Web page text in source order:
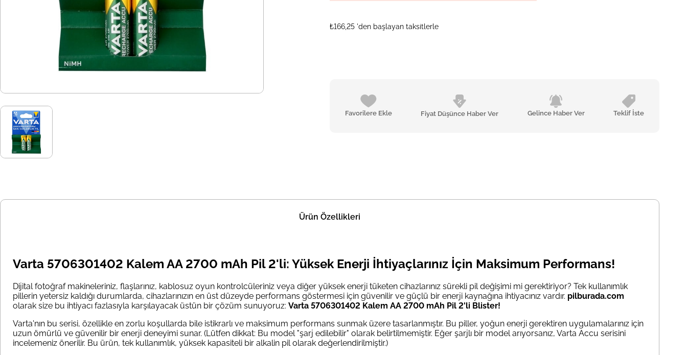
₺166,25 'den başlayan taksitlerle
Favorilere Ekle Fiyat Düşünce Haber Ver Gelince Haber Ver Teklif İste
Ürün Özellikleri
Varta 5706301402 Kalem AA 2700 mAh Pil 2'li: Yüksek Enerji İhtiyaçlarınız İçin Maksimum Performans!
Dijital fotoğraf makineleriniz, flaşlarınız, kablosuz oyun kontrolcüleriniz veya diğer yüksek enerji tüketen cihazlarınız sürekli pil değişimi mi gerektiriyor? Tek kullanımlık
pillerin yetersiz kaldığı durumlarda, cihazlarınızın en üst düzeyde performans göstermesi için güvenilir ve güçlü bir enerji kaynağına ihtiyacınız vardır. pilburada.com
olarak size bu ihtiyacı fazlasıyla karşılayacak üstün bir çözüm sunuyoruz: Varta 5706301402 Kalem AA 2700 mAh Pil 2'li Blister!
Varta'nın bu serisi, özellikle en zorlu koşullarda bile istikrarlı ve maksimum performans sunmak üzere tasarlanmıştır. Bu piller, yoğun enerji gerektiren uygulamalarınız için
uzun ömürlü ve güvenilir bir enerji deneyimi sunar. (Lütfen dikkat: Bu model "şarj edilebilir" olarak belirtilmemiştir. Eğer şarjlı bir model arıyorsanız, Varta Accu serisini
incelemeniz önerilir. Bu ürün, tek kullanımlık, yüksek kapasiteli bir alkalin pil olarak değerlendirilmiştir.)